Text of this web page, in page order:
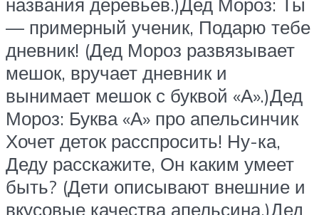
— примерный ученик, Подарю тебе
дневник! (Дед Мороз развязывает
мешок, вручает дневник и
вынимает мешок с буквой «А».)Дед
Мороз: Буква «А» про апельсинчик
Хочет деток расспросить! Ну-ка,
Деду расскажите, Он каким умеет
быть? (Дети описывают внешние и
вкусовые качества апельсина.)Дед